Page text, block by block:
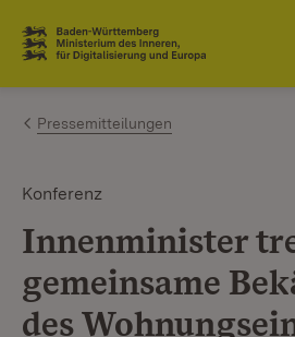
Zum Inhalt springen
Link zur Startseite
Pressemitteilungen
Konferenz
Innenminister
gemeinsame
des